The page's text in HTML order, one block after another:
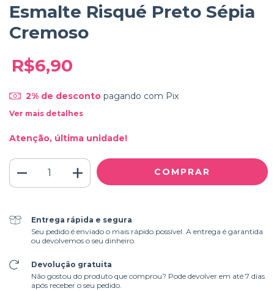
Esmalte Risqué Preto Sépia
Cremoso
R$6,90
2% de descontopagando com Pix
Ver mais detalhes
Atenção, última unidade!
Entrega rápida e segura
Seu pedido é enviado o mais rápido possível. A entrega é garantida
ou devolvemos o seu dinheiro.
Devolução gratuita
Não gostou do produto que comprou? Pode devolver em até 7 dias
após receber o seu pedido.